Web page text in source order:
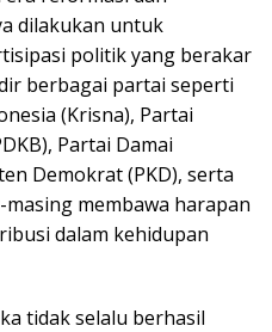
dilakukan untuk
politik yang berakar
berbagai partai seperti
(Krisna), Partai
Partai Damai
Demokrat (PKD), serta
membawa harapan
dalam kehidupan
tidak selalu berhasil